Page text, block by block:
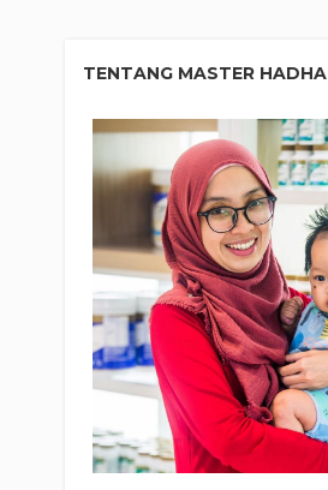
TENTANG MASTER HADHA